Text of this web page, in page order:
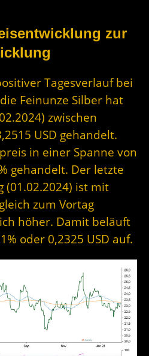
zur
Tagesverlauf bei
Feinunze Silber hat
zwischen
USD gehandelt.
in einer Spanne von
gehandelt. Der letzte
(01.02.2024) ist mit
zum Vortag
höher. Damit beläuft
oder 0,2325 USD auf.